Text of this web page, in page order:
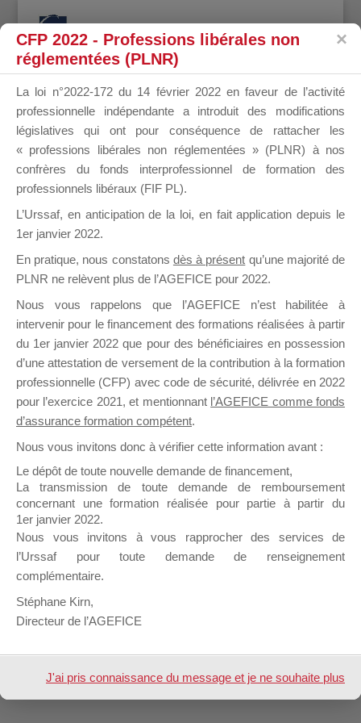
Mot-clé du sujet : Music
scene releases
Accueil OF › Forums › Mot-clé du sujet : Music scene releases
1 sujet (sur un total de 1)
ParticipantsMessagesDernière
publication
Music scene
releases
Démarré par :
Ypuky
dans :Informations Générales – Forum dédié aux Organismes de
1 1
il y a 3
années
Ypuky
1 sujet (sur un total de 1)
Design de Elegant Themes
| Propulsé par
WordPress
CFP 2022 - Professions libérales non
réglementées (PLNR)
La loi n°2022-172 du 14 février 2022 en faveur de l’activité
professionnelle indépendante a introduit des modifications
législatives qui ont pour conséquence de rattacher les
« professions libérales non réglementées » (PLNR) à nos
confrères du fonds interprofessionnel de formation des
professionnels libéraux (FIF PL).
L’Urssaf, en anticipation de la loi, en fait application depuis le
1er janvier 2022.
En pratique, nous constatons dès à présent qu’une majorité de
PLNR ne relèvent plus de l’AGEFICE pour 2022.
Nous vous rappelons que l’AGEFICE n’est habilitée à
intervenir pour le financement des formations réalisées à partir
du 1er janvier 2022 que pour des bénéficiaires en possession
d’une attestation de versement de la contribution à la formation
professionnelle (CFP) avec code de sécurité, délivrée en 2022
pour l’exercice 2021, et mentionnant l’AGEFICE comme fonds
d’assurance formation compétent.
Nous vous invitons donc à vérifier cette information avant :
Le dépôt de toute nouvelle demande de financement,
La transmission de toute demande de remboursement
concernant une formation réalisée pour partie à partir du
1er janvier 2022.
Nous vous invitons à vous rapprocher des services de
l’Urssaf pour toute demande de renseignement
complémentaire.
Stéphane Kirn,
Directeur de l’AGEFICE
J'ai pris connaissance du message et je ne souhaite plus